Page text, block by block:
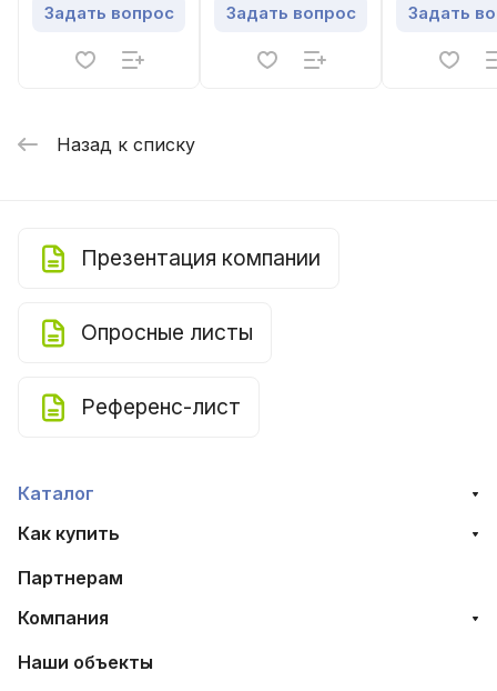
Задать вопрос Задать вопрос Задать
Назад к списку
Презентация компании
Опросные листы
Референс-лист
Каталог
Как купить
Партнерам
Компания
Наши объекты